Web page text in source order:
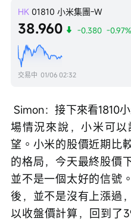
HK 01810 小米集團-W
38.960 -0.380 -0.97%
交易中 01/06 02:32
Simon：接下來看1810小米。相對今天（5日）的市
場情況來說，小米可
望。小米的股價近期比
的格局，今天最終股價
並不是一個太好的信號
後，並不是沒有上漲過
以收盤價計算，回到了